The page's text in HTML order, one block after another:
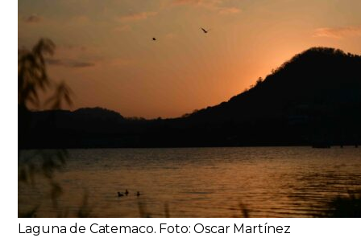
Laguna de Catemaco. Foto: Oscar Martínez